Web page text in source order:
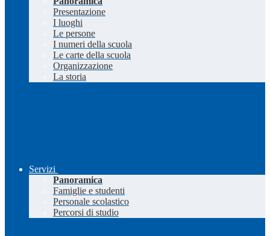
Presentazione
I luoghi
Le persone
I numeri della scuola
Le carte della scuola
Organizzazione
La storia
Servizi
Panoramica
Famiglie e studenti
Personale scolastico
Percorsi di studio